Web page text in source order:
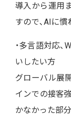
導入から運用
すので、AIに
・多言語対応
いしたい方
グローバル展
インでの接客
かなかった部